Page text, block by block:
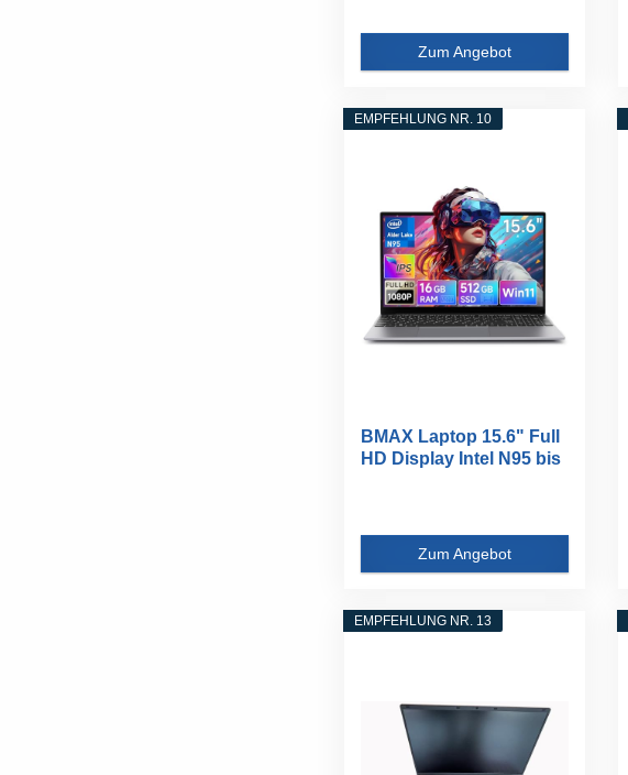
Zum Angebot
EMPFEHLUNG NR. 10
BMAX Laptop 15.6" Full
HD Display Intel N95 bis
Zum Angebot
EMPFEHLUNG NR. 13